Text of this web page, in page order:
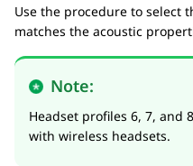
Use the procedure to select
matches the acoustic
Note:
Headset profiles 6, 7, and
with wireless headsets.